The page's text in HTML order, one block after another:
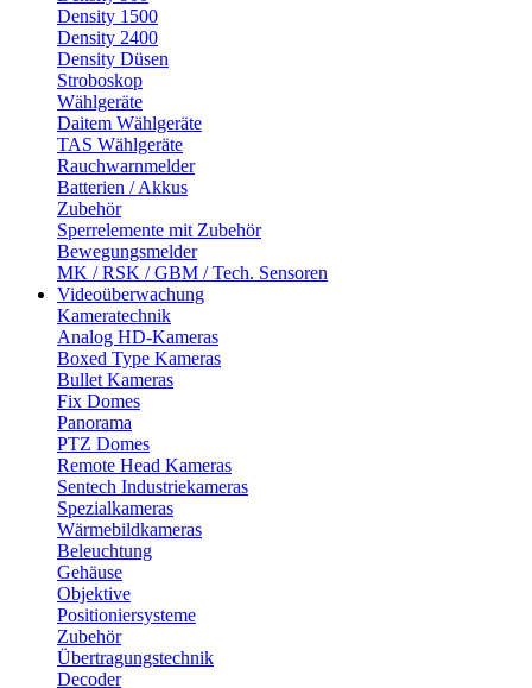
Density 1500
Density 2400
Density Düsen
Stroboskop
Wählgeräte
Daitem Wählgeräte
TAS Wählgeräte
Rauchwarnmelder
Batterien / Akkus
Zubehör
Sperrelemente mit Zubehör
Bewegungsmelder
MK / RSK / GBM / Tech. Sensoren
Videoüberwachung
Kameratechnik
Analog HD-Kameras
Boxed Type Kameras
Bullet Kameras
Fix Domes
Panorama
PTZ Domes
Remote Head Kameras
Sentech Industriekameras
Spezialkameras
Wärmebildkameras
Beleuchtung
Gehäuse
Objektive
Positioniersysteme
Zubehör
Übertragungstechnik
Decoder